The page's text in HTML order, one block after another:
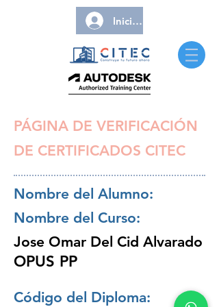
Iniciar sesión
PÁGINA DE VERIFICACIÓN
DE CERTIFICADOS CITEC
Nombre del Alumno:
Nombre del Curso:
Jose Omar Del Cid Alvarado
OPUS PP
Código del Diploma: